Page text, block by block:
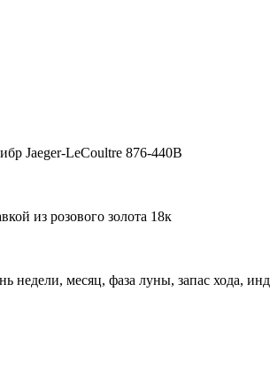
Jaeger-LeCoultre 876-440B
из розового золота 18к
недели, месяц, фаза луны, запас хода,